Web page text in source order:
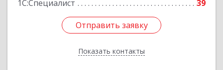
1С:Специалист 39
Отправить заявку
Показать контакты
Отправить заявку
Назад